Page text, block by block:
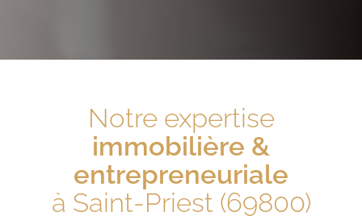
Notre expertise
immobilière &
entrepreneuriale
à Saint-Priest (69800)